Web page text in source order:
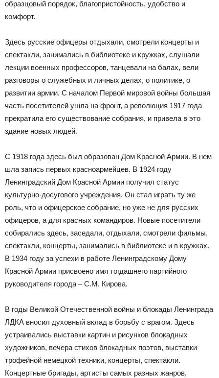
образцовый порядок, благопристойность, удобство и
комфорт.
Здесь русские офицеры отдыхали, смотрели концерты и
спектакли, занимались в библиотеке и кружках, слушали
лекции военных профессоров, танцевали на балах, вели
разговоры о служебных и личных делах, о политике, о
развитии армии. С началом Первой мировой войны большая
часть посетителей ушла на фронт, а революция 1917 года
прекратила его существование собрания, и привела в это
здание новых людей.
С 1918 года здесь был образован Дом Красной Армии. В нем
шла запись первых красноармейцев. В 1924 году
Ленинградский Дом Красной Армии получил статус
культурно-досугового учреждения. Он стал играть ту же
роль, что и офицерское собрание, но уже не для русских
офицеров, а для красных командиров. Новые посетители
собирались здесь, заседали, отдыхали, смотрели фильмы,
спектакли, концерты, занимались в библиотеке и в кружках.
В 1934 году за успехи в работе Ленинградскому Дому
Красной Армии присвоено имя тогдашнего партийного
руководителя города – С.М. Кирова.
В годы Великой Отечественной войны и блокады Ленинграда
ЛДКА вносил духовный вклад в борьбу с врагом. Здесь
устраивались выставки картин и рисунков блокадных
художников, вечера стихов блокадных поэтов, выставки
трофейной немецкой техники, концерты, спектакли.
Концертные бригады, артисты самых разных жанров,